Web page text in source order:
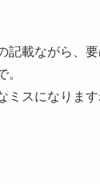
記載ながら、
。
ミスになります